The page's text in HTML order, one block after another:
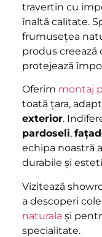
travertin cu
înaltă calitate.
frumusețea
produs creează
protejează
Oferim montaj
toată țara,
exterior.
pardoseli,
echipa noastră
durabile și
Vizitează
a descoperi
naturala și
specialitate.